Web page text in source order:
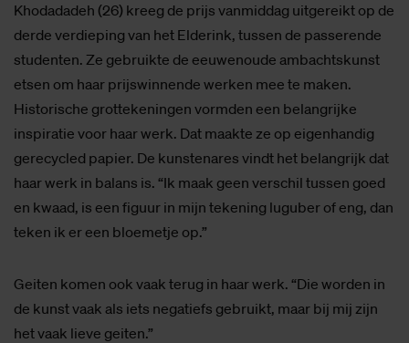
Khodadadeh (26) kreeg de prijs vanmiddag uitgereikt op de
derde verdieping van het Elderink, tussen de passerende
studenten. Ze gebruikte de eeuwenoude ambachtskunst
etsen om haar prijswinnende werken mee te maken.
Historische grottekeningen vormden een belangrijke
inspiratie voor haar werk. Dat maakte ze op eigenhandig
gerecycled papier. De kunstenares vindt het belangrijk dat
haar werk in balans is. “Ik maak geen verschil tussen goed
en kwaad, is een figuur in mijn tekening luguber of eng, dan
teken ik er een bloemetje op.”
Geiten komen ook vaak terug in haar werk. “Die worden in
de kunst vaak als iets negatiefs gebruikt, maar bij mij zijn
het vaak lieve geiten.”